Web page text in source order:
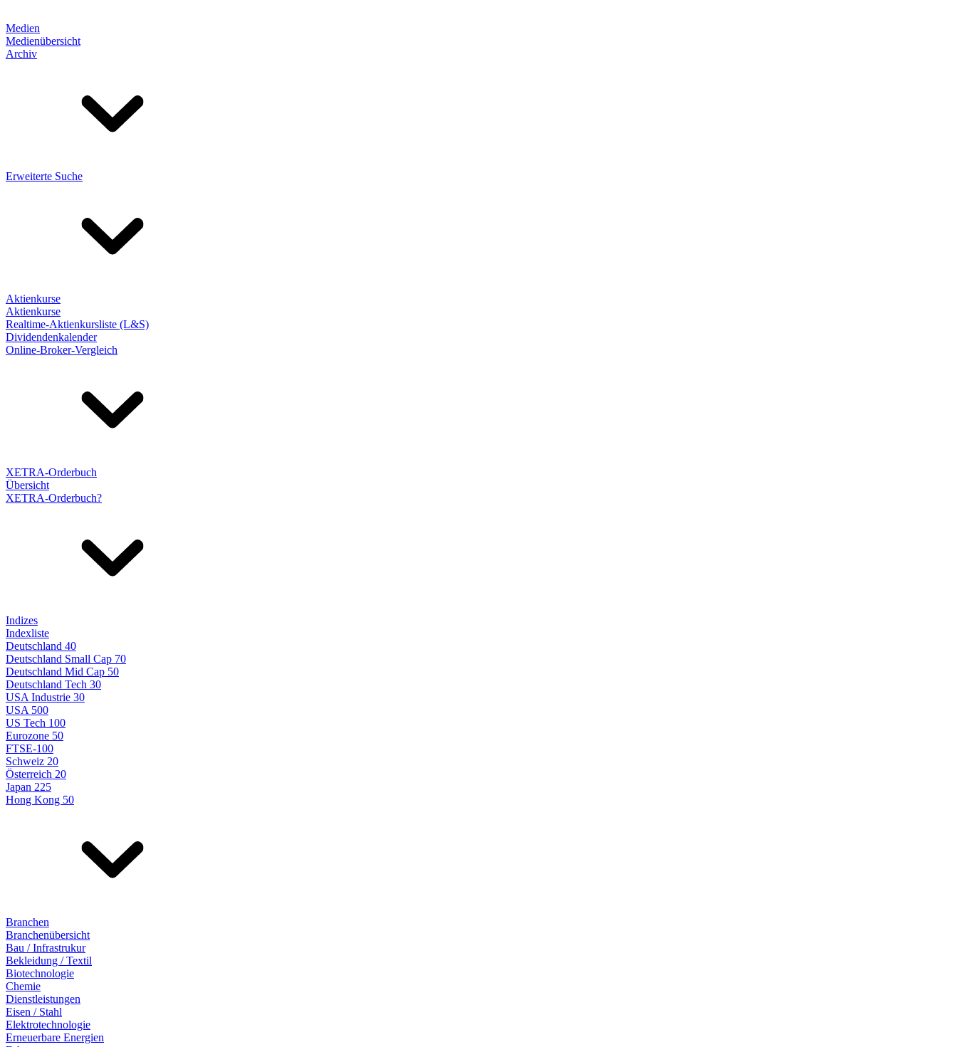
Medien
Medienübersicht
Archiv
Erweiterte Suche
Aktienkurse
Aktienkurse
Realtime-Aktienkursliste (L&S)
Dividendenkalender
Online-Broker-Vergleich
XETRA-Orderbuch
Übersicht
XETRA-Orderbuch?
Indizes
Indexliste
Deutschland 40
Deutschland Small Cap 70
Deutschland Mid Cap 50
Deutschland Tech 30
USA Industrie 30
USA 500
US Tech 100
Eurozone 50
FTSE-100
Schweiz 20
Österreich 20
Japan 225
Hong Kong 50
Branchen
Branchenübersicht
Bau / Infrastrukur
Bekleidung / Textil
Biotechnologie
Chemie
Dienstleistungen
Eisen / Stahl
Elektrotechnologie
Erneuerbare Energien